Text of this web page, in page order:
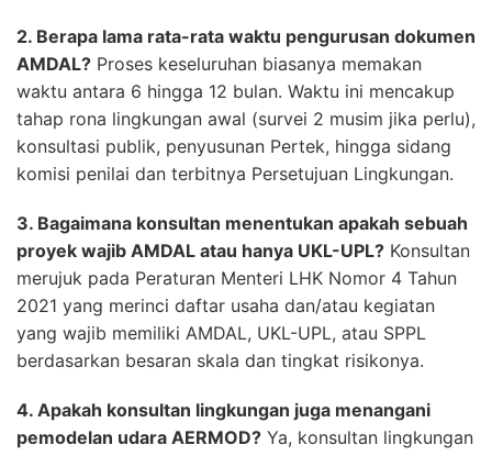
2. Berapa lama rata-rata waktu pengurusan dokumen
AMDAL? Proses keseluruhan biasanya memakan
waktu antara 6 hingga 12 bulan. Waktu ini mencakup
tahap rona lingkungan awal (survei 2 musim jika perlu),
konsultasi publik, penyusunan Pertek, hingga sidang
komisi penilai dan terbitnya Persetujuan Lingkungan.
3. Bagaimana konsultan menentukan apakah sebuah
proyek wajib AMDAL atau hanya UKL-UPL? Konsultan
merujuk pada Peraturan Menteri LHK Nomor 4 Tahun
2021 yang merinci daftar usaha dan/atau kegiatan
yang wajib memiliki AMDAL, UKL-UPL, atau SPPL
berdasarkan besaran skala dan tingkat risikonya.
4. Apakah konsultan lingkungan juga menangani
pemodelan udara AERMOD? Ya, konsultan lingkungan